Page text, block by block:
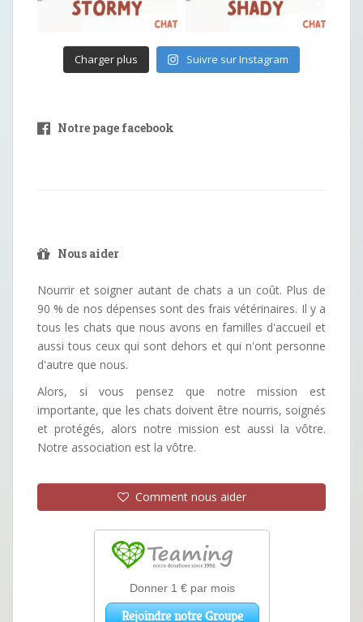
Charger plus Suivre sur Instagram
Notre page facebook
Nous aider
Nourrir et soigner autant de chats a un coût. Plus de
90 % de nos dépenses sont des frais vétérinaires. Il y a
tous les chats que nous avons en familles d'accueil et
aussi tous ceux qui sont dehors et qui n'ont personne
d'autre que nous.
Alors, si vous pensez que notre mission est
importante, que les chats doivent être nourris, soignés
et protégés, alors notre mission est aussi la vôtre.
Notre association est la vôtre.
Comment nous aider